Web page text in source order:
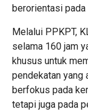
berorientasi pada
Melalui PPKPT,
selama 160 jam
khusus untuk
pendekatan yang
berfokus pada
tetapi juga pada